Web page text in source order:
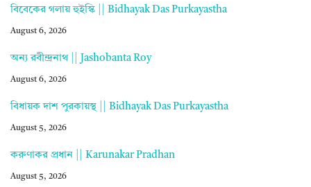
বিবেকের গলায় হুইস্কি || Bidhayak Das Purkayastha
August 6, 2026
অন্য রবীন্দ্রনাথ || Jashobanta Roy
August 6, 2026
বিধায়ক দাশ পুরকায়স্থ || Bidhayak Das Purkayastha
August 5, 2026
করুণাকর প্রধান || Karunakar Pradhan
August 5, 2026